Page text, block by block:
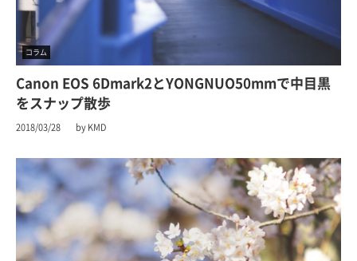
コラム
Canon EOS 6Dmark2とYONGNUO50mmで中目黒
をスナップ散歩
2018/03/28 by KMD